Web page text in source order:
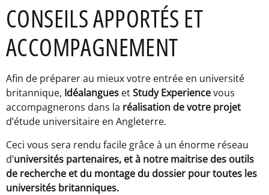
CONSEILS APPORTÉS ET
ACCOMPAGNEMENT
Afin de préparer au mieux votre entrée en université
britannique, Idéalangues etStudy Experiencevous
accompagnerons dans la réalisation de votre projet
d’étude universitaire en Angleterre.
Ceci vous sera rendu facile grâce à un énorme réseau
d’universités partenaires, et à notre maitrise des outils
de recherche et du montage du dossier pour toutes les
universités britanniques.